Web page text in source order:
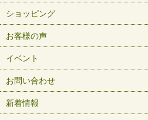
ショッピング
お客様の声
イベント
お問い合わせ
新着情報